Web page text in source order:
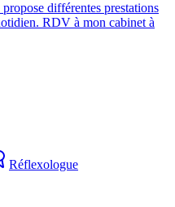
différentes prestations
RDV à mon cabinet à
Réflexologue